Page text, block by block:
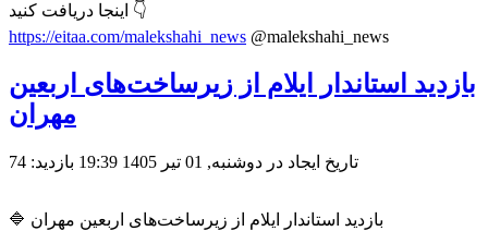
اینجا دریافت کنید 👇
https://eitaa.com/malekshahi_news @malekshahi_news
بازدید استاندار ایلام از زیرساخت‌های اربعین
مهران
تاریخ ایجاد در دوشنبه, 01 تیر 1405 19:39 بازدید: 74
🔷 بازدید استاندار ایلام از زیرساخت‌های اربعین مهران